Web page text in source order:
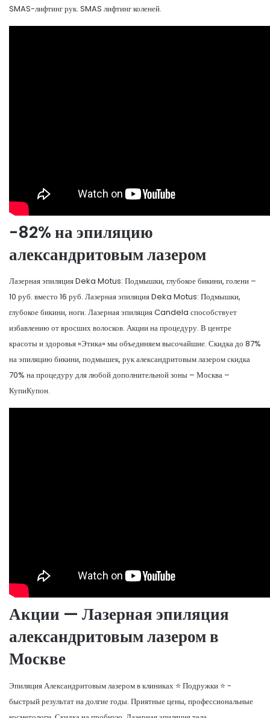
SMAS-лифтинг рук. SMAS лифтинг коленей.
-82% на эпиляцию
александритовым лазером
Лазерная эпиляция Deka Motus: Подмышки, глубокое бикини, голени –
10 руб. вместо 16 руб. Лазерная эпиляция Deka Motus: Подмышки,
глубокое бикини, ноги. Лазерная эпиляция Candela способствует
избавлению от вросших волосков. Акции на процедуру. В центре
красоты и здоровья «Этика» мы объединяем высочайшие. Скидка до 87%
на эпиляцию бикини, подмышек, рук александритовым лазером скидка
70% на процедуру для любой дополнительной зоны – Москва –
КупиКупон.
Акции — Лазерная эпиляция
александритовым лазером в
Москве
Эпиляция Александритовым лазером в клиниках ⭐ Подружки ⭐ -
быстрый результат на долгие годы. Приятные цены, профессиональные